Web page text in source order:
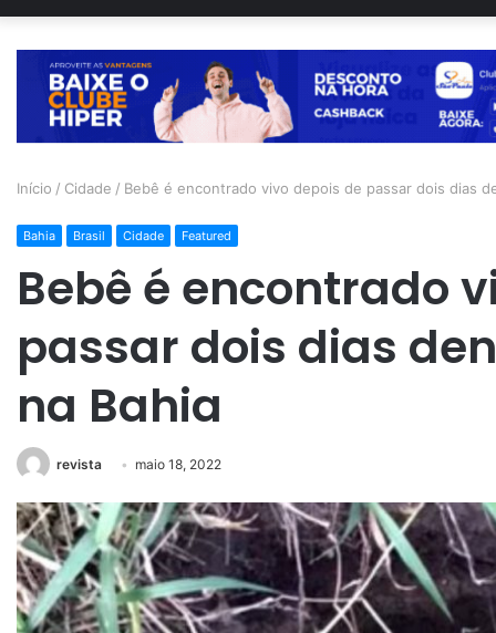
Início / Cidade / Bebê é encontrado vivo depois de passar dois dias
Bahia Brasil Cidade Featured
Bebê é encontrado
passar dois dias
na Bahia
revista maio 18, 2022